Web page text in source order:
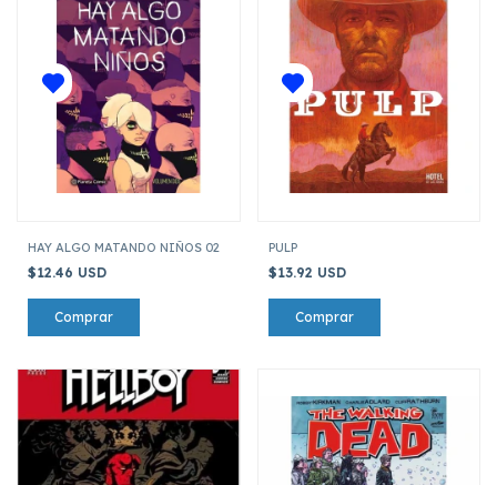
HAY ALGO MATANDO NIÑOS 02
$12.46 USD
PULP
$13.92 USD